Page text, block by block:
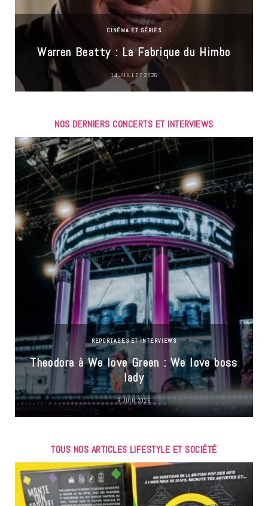
CINÉMA ET SÉRIES
Warren Beatty : La Fabrique du Himbo
14 JUILLET 2026
NOS DERNIERS CONCERTS ET INTERVIEWS
REPORTAGES ET INTERVIEWS
Theodora à We love Green : We love boss
lady
9 JUIN 2026
TOUS NOS ARTICLES LIFESTYLE ET SOCIÉTÉ